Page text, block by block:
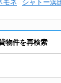
モネ シャトー浜
物件を再検索